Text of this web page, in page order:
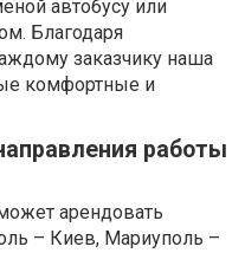
автобусу или
Благодаря
заказчику наша
комфортные и
работы
арендовать
– Киев, Мариуполь –